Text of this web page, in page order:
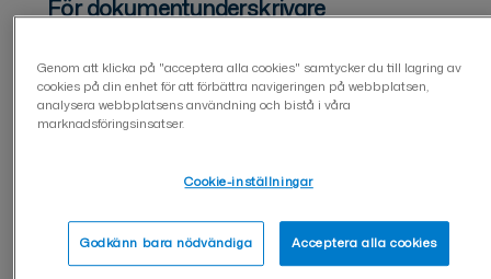
För dokumentunderskrivare
Dokumenthantering
Formulär
Redigering och hantering av formulär
Genom att klicka på "acceptera alla cookies" samtycker du till lagring av
cookies på din enhet för att förbättra navigeringen på webbplatsen,
analysera webbplatsens användning och bistå i våra
marknadsföringsinsatser.
Cookie-inställningar
Godkänn bara nödvändiga Acceptera alla cookies